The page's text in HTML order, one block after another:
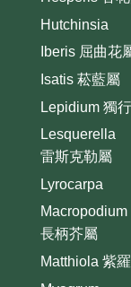
Hutchinsia
Iberis 屈曲花
Isatis 菘藍屬
Lepidium 獨
Lesquerella
雷斯克勒屬
Lyrocarpa
Macropodium
長柄芥屬
Matthiola 紫
國立台灣大學生
歡迎引用本網站
【台灣植物資訊
https://
且不得有收取資
如需商業使用，請